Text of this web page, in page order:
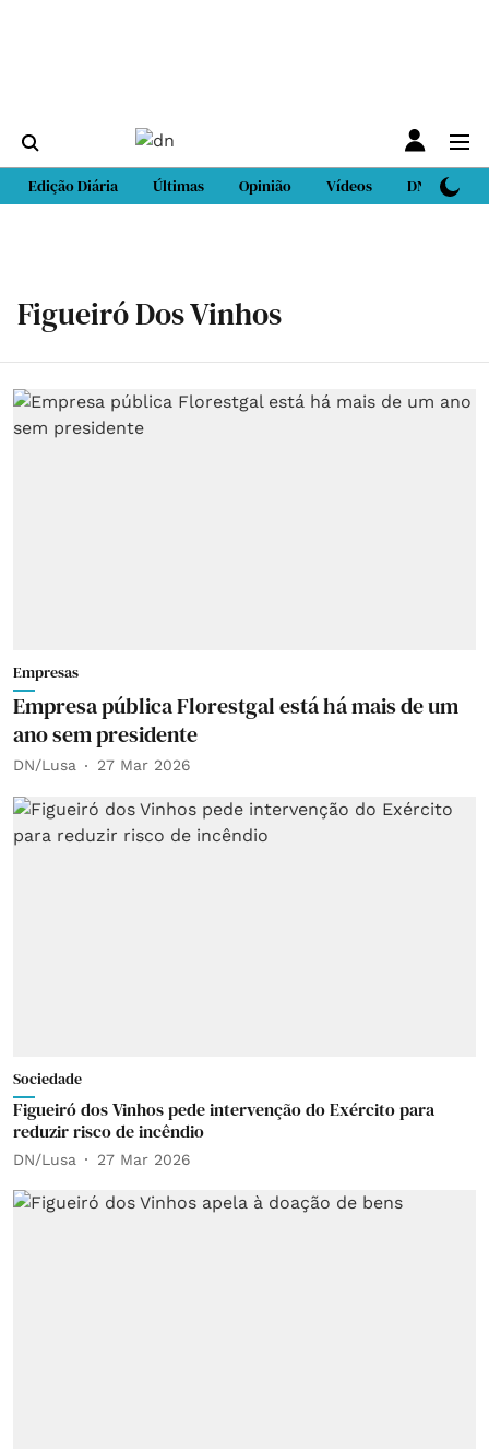
Edição Diária Últimas Opinião Vídeos DN Sport
Figueiró Dos Vinhos
Empresas
Empresa pública Florestgal está há mais de um
ano sem presidente
DN/Lusa 27 Mar 2026
Sociedade
Figueiró dos Vinhos pede intervenção do Exército para
reduzir risco de incêndio
DN/Lusa 27 Mar 2026